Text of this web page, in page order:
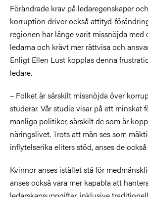
Förändrade krav på ledaregenskaper
korruption driver också attityd-
regionen har länge varit missnöjda med
ledarna och krävt mer rättvisa och
Enligt Ellen Lust kopplas denna
ledare.
– Folket är särskilt missnöjda över
studerar. Vår studie visar på ett minskat
manliga politiker, särskilt de som är
näringslivet. Trots att män ses som
inflytelserika eliters stöd, anses de
Kvinnor anses istället stå för
anses också vara mer kapabla att